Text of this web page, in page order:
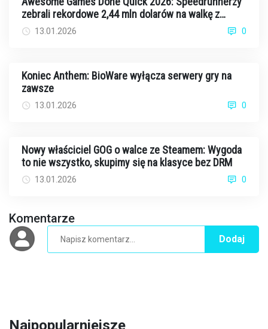
zebrali rekordowe 2,44 mln dolarów na walkę z
rakiem13.01.2026 0
Koniec Anthem: BioWare wyłącza serwery gry na
zawsze
13.01.2026 0
Nowy właściciel GOG o walce ze Steamem: Wygoda
to nie wszystko, skupimy się na klasyce bez DRM
13.01.2026 0
Komentarze
Dodaj
Najpopularniejsze